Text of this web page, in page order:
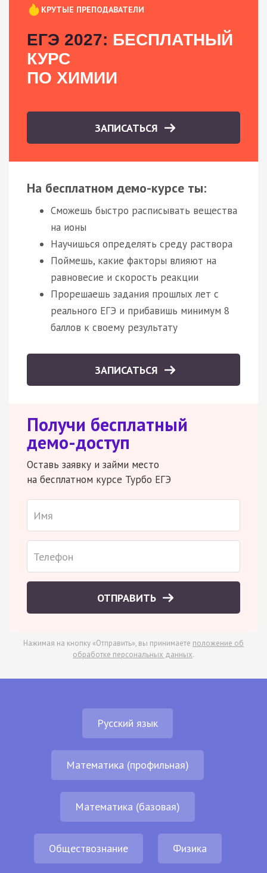
КРУТЫЕ ПРЕПОДАВАТЕЛИ
ЕГЭ 2027: БЕСПЛАТНЫЙ
КУРС
ПО ХИМИИ
ЗАПИСАТЬСЯ
На бесплатном демо-курсе ты:
Сможешь быстро расписывать вещества
на ионы
Научишься определять среду раствора
Поймешь, какие факторы влияют на
равновесие и скорость реакции
Прорешаешь задания прошлых лет с
реального ЕГЭ и прибавишь минимум 8
баллов к своему результату
ЗАПИСАТЬСЯ
Получи бесплатный
демо-доступ
Оставь заявку и займи место
на бесплатном курсе Турбо ЕГЭ
ОТПРАВИТЬ
Нажимая на кнопку «Отправить», вы принимаете положение об
обработке персональных данных.
Русский язык
Математика (профильная)
Математика (базовая)
Обществознание Физика